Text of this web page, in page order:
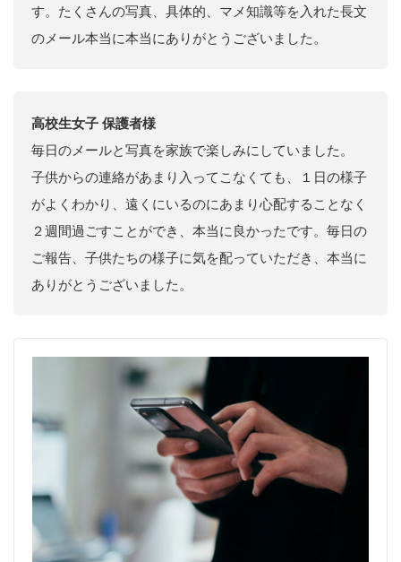
す。たくさんの写真、具体的、マメ知識等を入れた長文
のメール本当に本当にありがとうございました。
高校生女子 保護者様
毎日のメールと写真を家族で楽しみにしていました。
子供からの連絡があまり入ってこなくても、１日の様子
がよくわかり、遠くにいるのにあまり心配することなく
２週間過ごすことができ、本当に良かったです。毎日の
ご報告、子供たちの様子に気を配っていただき、本当に
ありがとうございました。